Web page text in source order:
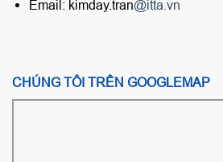
Email: kimday.tran@itta.vn
CHÚNG TÔI TRÊN GOOGLEMAP